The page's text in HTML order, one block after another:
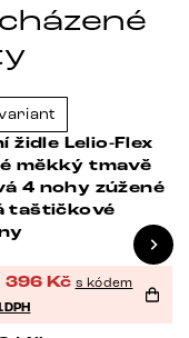
židle Lelio-Flex
měkký tmavě
4 nohy zúžené
taštičkové
396 Kč s kódem